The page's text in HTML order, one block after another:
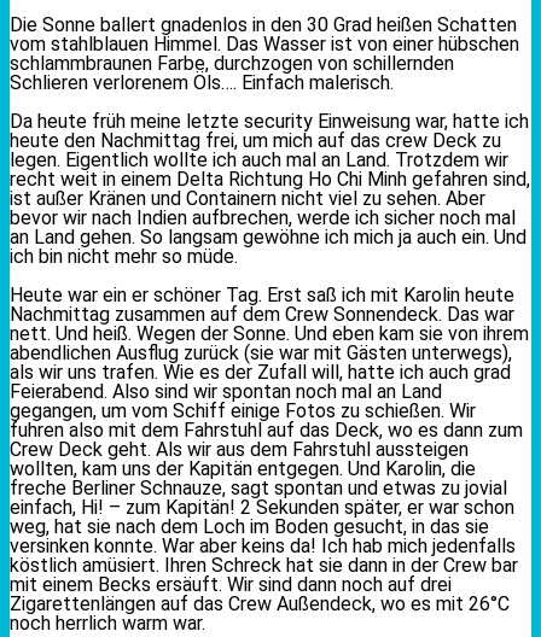
Die Sonne ballert gnadenlos in den 30 Grad heißen Schatten
vom stahlblauen Himmel. Das Wasser ist von einer hübschen
schlammbraunen Farbe, durchzogen von schillernden
Schlieren verlorenem Öls…. Einfach malerisch.
Da heute früh meine letzte security Einweisung war, hatte ich
heute den Nachmittag frei, um mich auf das crew Deck zu
legen. Eigentlich wollte ich auch mal an Land. Trotzdem wir
recht weit in einem Delta Richtung Ho Chi Minh gefahren sind,
ist außer Kränen und Containern nicht viel zu sehen. Aber
bevor wir nach Indien aufbrechen, werde ich sicher noch mal
an Land gehen. So langsam gewöhne ich mich ja auch ein. Und
ich bin nicht mehr so müde.
Heute war ein er schöner Tag. Erst saß ich mit Karolin heute
Nachmittag zusammen auf dem Crew Sonnendeck. Das war
nett. Und heiß. Wegen der Sonne. Und eben kam sie von ihrem
abendlichen Ausflug zurück (sie war mit Gästen unterwegs),
als wir uns trafen. Wie es der Zufall will, hatte ich auch grad
Feierabend. Also sind wir spontan noch mal an Land
gegangen, um vom Schiff einige Fotos zu schießen. Wir
fuhren also mit dem Fahrstuhl auf das Deck, wo es dann zum
Crew Deck geht. Als wir aus dem Fahrstuhl aussteigen
wollten, kam uns der Kapitän entgegen. Und Karolin, die
freche Berliner Schnauze, sagt spontan und etwas zu jovial
einfach, Hi! – zum Kapitän! 2 Sekunden später, er war schon
weg, hat sie nach dem Loch im Boden gesucht, in das sie
versinken konnte. War aber keins da! Ich hab mich jedenfalls
köstlich amüsiert. Ihren Schreck hat sie dann in der Crew bar
mit einem Becks ersäuft. Wir sind dann noch auf drei
Zigarettenlängen auf das Crew Außendeck, wo es mit 26°C
noch herrlich warm war.